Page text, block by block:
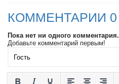
КОММЕНТАРИИ 0
Пока нет ни одного комментария.
Добавьте комментарий первым!